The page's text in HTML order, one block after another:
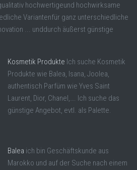
hochwertigeund hochwirksame
Variantenfür ganz unterschiedliche
... unddurch äußerst günstige
Kosmetik Produkte Ich suche Kosmetik
Produkte wie Balea, Isana, Joolea,
authentisch Parfüm wie Yves Saint
Laurent, Dior, Chanel,…. Ich suche das
günstige Angebot, evtl. als Palette.
Balea ich bin Geschäftskunde aus
Marokko und auf der Suche nach einem